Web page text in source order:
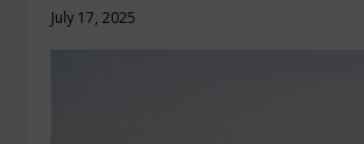
July 17, 2025